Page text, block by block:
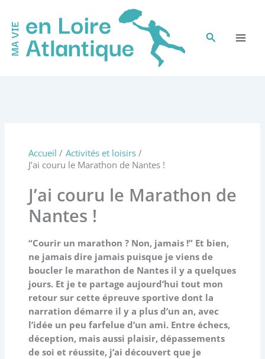
contenu
Rechercher
Accueil
Activités et loisirs
J’ai couru le Marathon de Nantes !
J’ai couru le Marathon de
Nantes !
“Courir un marathon ? Non, jamais !” Et bien,
ne jamais dire jamais puisque je viens de
boucler le marathon de Nantes il y a quelques
jours. Et je te partage aujourd’hui tout mon
retour sur cette épreuve sportive dont la
narration démarre il y a plus d’un an, avec
l’idée un peu farfelue d’un ami. Entre échecs,
déception, mais aussi plaisir, dépassements
de soi et réussite, j’ai découvert que je